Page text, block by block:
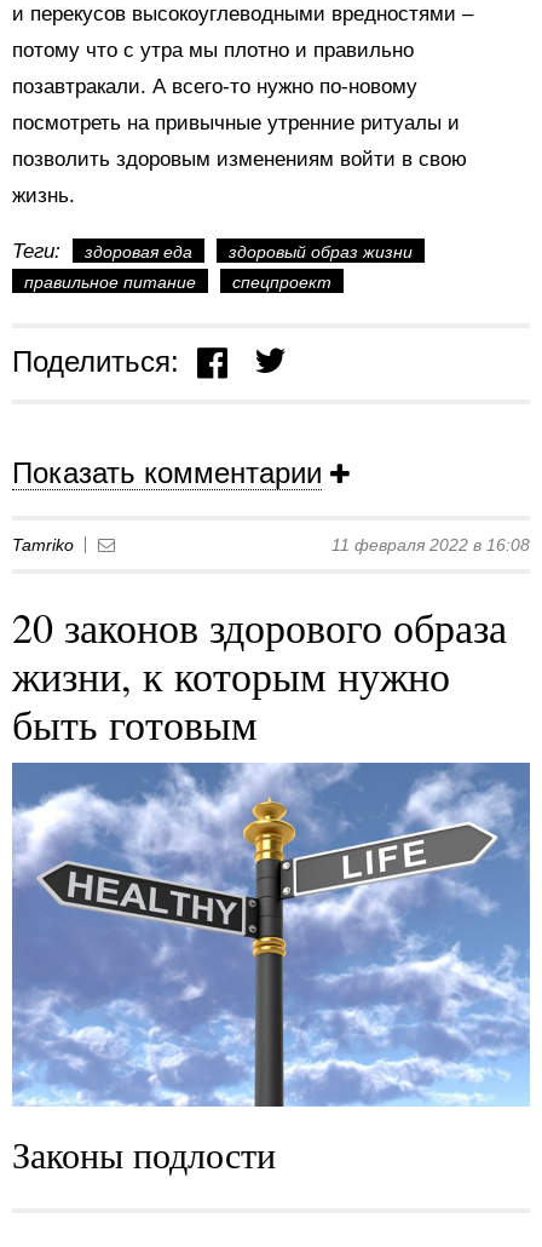
и перекусов высокоуглеводными вредностями –
потому что с утра мы плотно и правильно
позавтракали. А всего-то нужно по-новому
посмотреть на привычные утренние ритуалы и
позволить здоровым изменениям войти в свою
жизнь.
Теги: здоровая еда
здоровый образ жизни
правильное питание
спецпроект
Поделиться:
Показать комментарии
Tamriko 11 февраля 2022 в 16:08
20 законов здорового образа
жизни, к которым нужно
быть готовым
Законы подлости